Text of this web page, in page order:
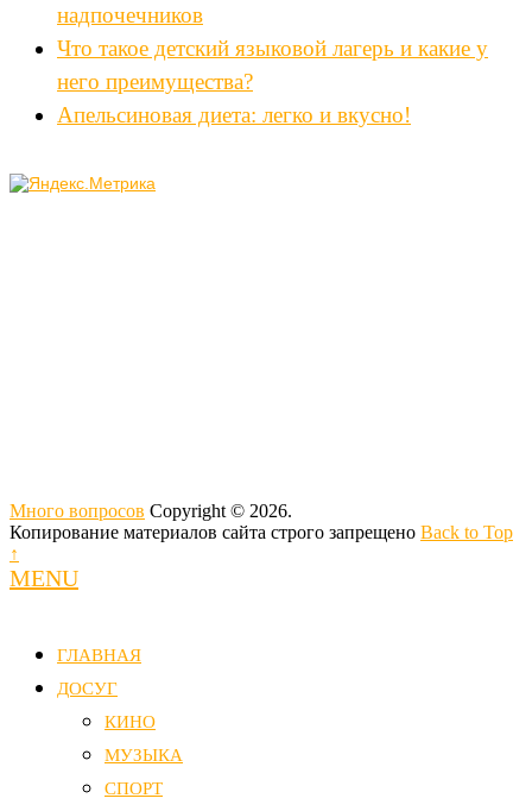
надпочечников
Что такое детский языковой лагерь и какие у
него преимущества?
Апельсиновая диета: легко и вкусно!
Много вопросов Copyright © 2026.
Копирование материалов сайта строго запрещено Back to Top
↑
MENU
ГЛАВНАЯ
ДОСУГ
КИНО
МУЗЫКА
СПОРТ